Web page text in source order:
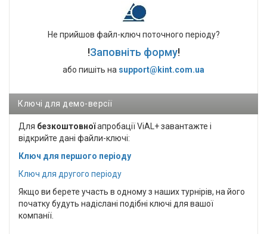
Не прийшов файл-ключ поточного періоду?
!Заповніть форму!
або пишіть на support@kint.com.ua
Ключі для демо-версії
Для безкоштовноїапробації ViAL+ завантажте і
відкрийте дані файли-ключі:
Ключ для першого періоду
Ключ для другого періоду
Якщо ви берете участь в одному з наших турнірів, на його
початку будуть надіслані подібні ключі для вашої
компанії.